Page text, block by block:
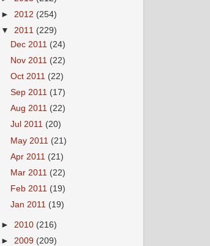
► 2012 (254)
▼ 2011 (229)
Dec 2011 (24)
Nov 2011 (22)
Oct 2011 (22)
Sep 2011 (17)
Aug 2011 (22)
Jul 2011 (20)
May 2011 (21)
Apr 2011 (21)
Mar 2011 (22)
Feb 2011 (19)
Jan 2011 (19)
► 2010 (216)
► 2009 (209)